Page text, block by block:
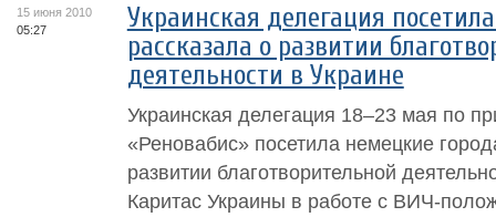
15 июня 2010
05:27
Украинская делегация
рассказала о развитии
деятельности в Украине
Украинская делегация 18–23 мая по
«Реновабис» посетила немецкие
развитии благотворительной
Каритас Украины в работе с ВИЧ-